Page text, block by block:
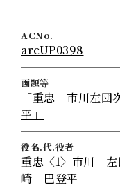
ACNo.
arcUP0398
画題等
「重忠 市川左団
平」
役名.代.役者
重忠〈1〉市川
崎 巴登平